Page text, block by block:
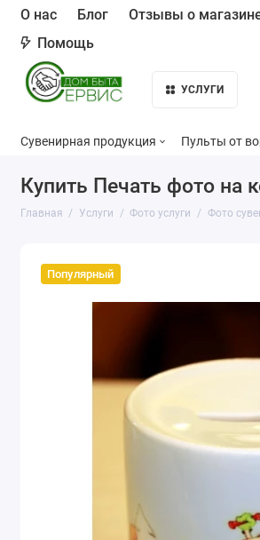
О нас Блог Отзывы о
Помощь
УСЛУГИ
Сувенирная продукция Пульты от
Купить Печать фото на
Главная Услуги Фото услуги Фото
Популярный